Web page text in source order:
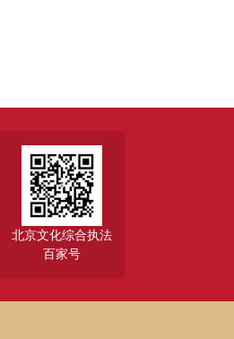
北京文化综合执法
百家号